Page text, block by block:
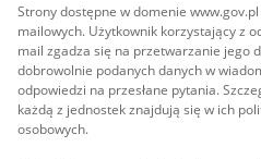
Strony dostępne w domenie
mailowych. Użytkownik korzystający z
mail zgadza się na przetwarzanie jego
dobrowolnie podanych danych w
odpowiedzi na przesłane pytania.
każdą z jednostek znajdują się w ich
osobowych.